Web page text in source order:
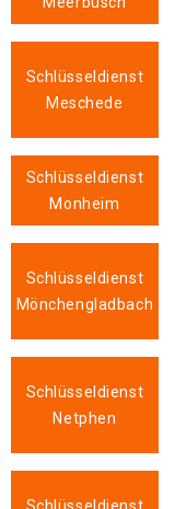
Schlüsseldienst
Meschede
Schlüsseldienst
Monheim
Schlüsseldienst
Mönchengladbach
Schlüsseldienst
Netphen